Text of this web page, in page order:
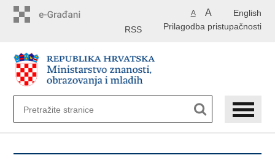
English
A A
Prilagodba pristupačnosti
RSS